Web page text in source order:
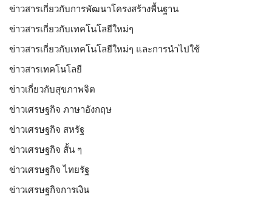
ข่าวสารเกี่ยวกับการพัฒนาโครงสร้างพื้นฐาน
ข่าวสารเกี่ยวกับเทคโนโลยีใหม่ๆ
ข่าวสารเกี่ยวกับเทคโนโลยีใหม่ๆ และการนำไปใช้
ข่าวสารเทคโนโลยี
ข่าวเกี่ยวกับสุขภาพจิต
ข่าวเศรษฐกิจ ภาษาอังกฤษ
ข่าวเศรษฐกิจ สหรัฐ
ข่าวเศรษฐกิจ สั้น ๆ
ข่าวเศรษฐกิจ ไทยรัฐ
ข่าวเศรษฐกิจการเงิน